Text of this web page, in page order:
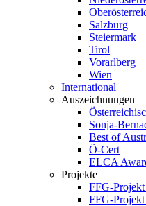
Salzburg
Steiermark
Tirol
Vorarlberg
Wien
International
Auszeichnungen
Sonja-
Best of
Ö-Cert
ELCA
Projekte
FFG-
FFG-